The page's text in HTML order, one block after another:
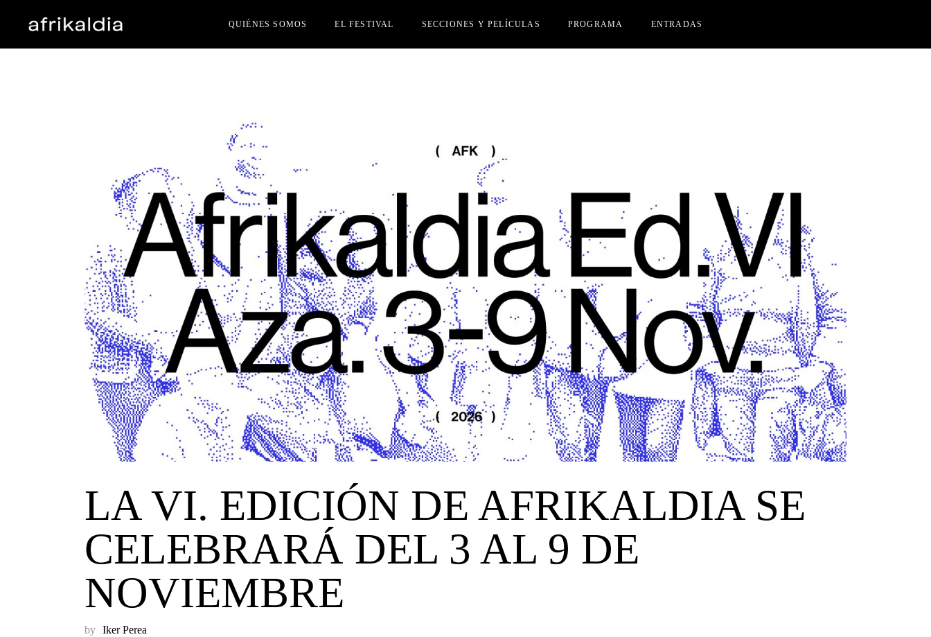
QUIÉNES SOMOS EL FESTIVAL
PREMIOS
PRENSA
OTRAS EDICIONES
SECCIONES Y PELÍCULAS PROGRAMA ENTRADAS
LA VI. EDICIÓN DE AFRIKALDIA SE
CELEBRARÁ DEL 3 AL 9 DE
NOVIEMBRE
by Iker Perea